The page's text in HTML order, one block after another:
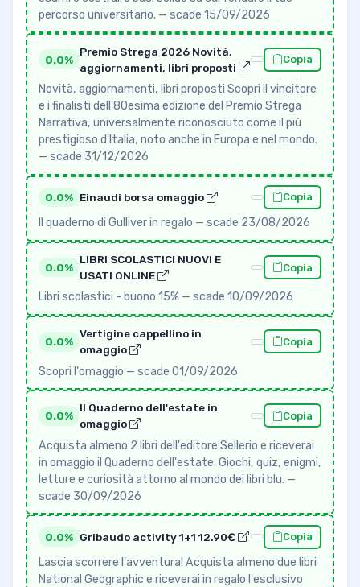
percorso universitario. — scade 15/09/2026
0.0%
Premio Strega 2026 Novità,
aggiornamenti, libri proposti
Copia
Novità, aggiornamenti, libri proposti Scopri il vincitore
e i finalisti dell'80esima edizione del Premio Strega
Narrativa, universalmente riconosciuto come il più
prestigioso d'Italia, noto anche in Europa e nel mondo.
— scade 31/12/2026
0.0% Einaudi borsa omaggio Copia
Il quaderno di Gulliver in regalo — scade 23/08/2026
0.0%
LIBRI SCOLASTICI NUOVI E
USATI ONLINE
Copia
Libri scolastici - buono 15% — scade 10/09/2026
0.0%
Vertigine cappellino in
omaggio
Copia
Scopri l'omaggio — scade 01/09/2026
0.0%
Il Quaderno dell'estate in
omaggio
Copia
Acquista almeno 2 libri dell'editore Sellerio e riceverai
in omaggio il Quaderno dell'estate. Giochi, quiz, enigmi,
letture e curiosità attorno al mondo dei libri blu. —
scade 30/09/2026
0.0% Gribaudo activity 1+1 12.90€ Copia
Lascia scorrere l'avventura! Acquista almeno due libri
National Geographic e riceverai in regalo l'esclusivo